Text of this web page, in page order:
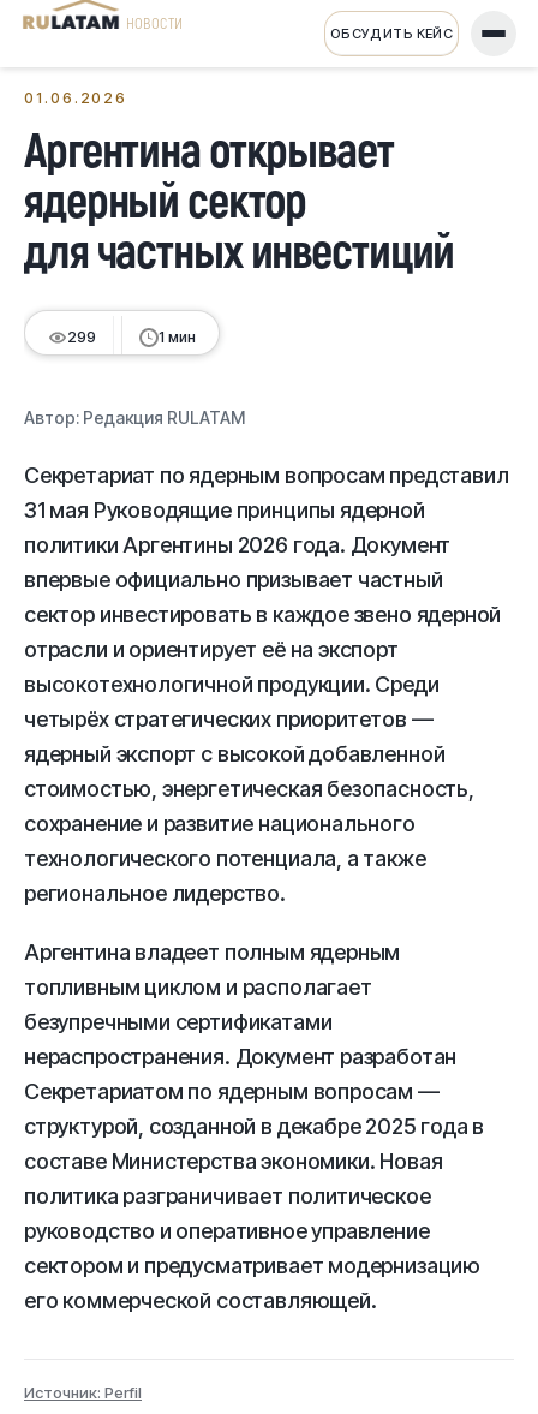
НОВОСТИ ОБСУДИТЬ КЕЙС
01.06.2026
Аргентина открывает
ядерный сектор
для частных инвестиций
299 1 мин
Автор: Редакция RULATAM
Секретариат по ядерным вопросам представил
31 мая Руководящие принципы ядерной
политики Аргентины 2026 года. Документ
впервые официально призывает частный
сектор инвестировать в каждое звено ядерной
отрасли и ориентирует её на экспорт
высокотехнологичной продукции. Среди
четырёх стратегических приоритетов —
ядерный экспорт с высокой добавленной
стоимостью, энергетическая безопасность,
сохранение и развитие национального
технологического потенциала, а также
региональное лидерство.
Аргентина владеет полным ядерным
топливным циклом и располагает
безупречными сертификатами
нераспространения. Документ разработан
Секретариатом по ядерным вопросам —
структурой, созданной в декабре 2025 года в
составе Министерства экономики. Новая
политика разграничивает политическое
руководство и оперативное управление
сектором и предусматривает модернизацию
его коммерческой составляющей.
Источник: Perfil